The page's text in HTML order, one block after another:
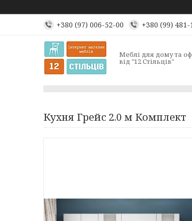
+380 (97) 006-52-00 +380 (99) 481-
Меблі для дому та
від "12 Стільців"
Кухня Грейс 2.0 м Комплект